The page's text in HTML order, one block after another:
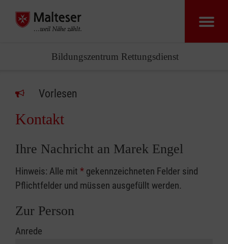
Bildungszentrum Rettungsdienst
Vorlesen
Kontakt
Ihre Nachricht an Marek Engel
Hinweis: Alle mit * gekennzeichneten Felder sind
Pflichtfelder und müssen ausgefüllt werden.
Zur Person
Anrede